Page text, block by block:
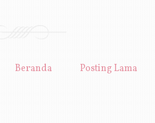
Posting Lama
Beranda